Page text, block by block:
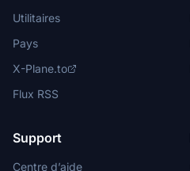
Utilitaires
Pays
X-Plane.to
Flux RSS
Support
Centre d’aide